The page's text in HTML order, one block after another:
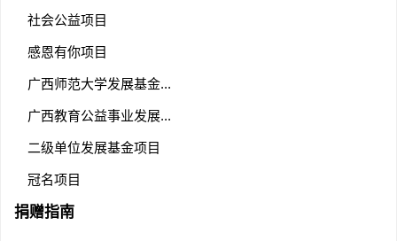
社会公益项目
感恩有你项目
广西师范大学发展基金...
广西教育公益事业发展...
二级单位发展基金项目
冠名项目
捐赠指南